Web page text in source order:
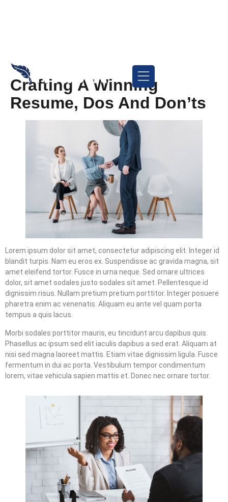
Crafting A Winning
Resume, Dos And Don’ts
Lorem ipsum dolor sit amet, consectetur adipiscing elit. Integer id
blandit turpis. Nam eu eros ex. Suspendisse ac gravida magna, sit
amet eleifend tortor. Fusce in urna neque. Sed ornare ultrices
dolor, sit amet sodales justo sodales sit amet. Pellentesque id
dignissim risus. Nullam pretium pretium porttitor. Integer posuere
pharetra enim ac venenatis. Aliquam eu ante vel quam porta
tempus a quis lacus.
Morbi sodales porttitor mauris, eu tincidunt arcu dapibus quis.
Phasellus ac ipsum sed elit iaculis dapibus a sed erat. Aliquam at
nisi sed magna laoreet mattis. Etiam vitae dignissim ligula. Fusce
fermentum in dui ac porta. Vestibulum tempor condimentum
lorem, vitae vehicula sapien mattis et. Donec nec ornare tortor.